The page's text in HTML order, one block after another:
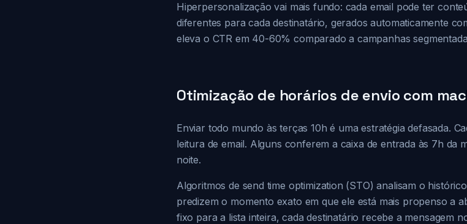
Hiperpersonalização vai mais fundo: cada email pode ter
diferentes para cada destinatário, gerados automaticamente
eleva o CTR em 40-60% comparado a campanhas
Otimização de horários de envio com
Enviar todo mundo às terças 10h é uma estratégia defasada.
leitura de email. Alguns conferem a caixa de entrada às 7h da
noite.
Algoritmos de send time optimization (STO) analisam o
predizem o momento exato em que ele está mais propenso a
fixo para a lista inteira, cada destinatário recebe a mensagem